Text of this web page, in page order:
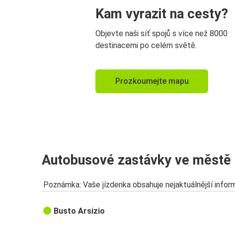
Kam vyrazit na cesty?
Objevte naši síť spojů s více než 8000
destinacemi po celém světě.
Prozkoumejte mapu
Autobusové zastávky ve
Poznámka: Vaše jízdenka obsahuje nejaktuálnější
Busto Arsizio